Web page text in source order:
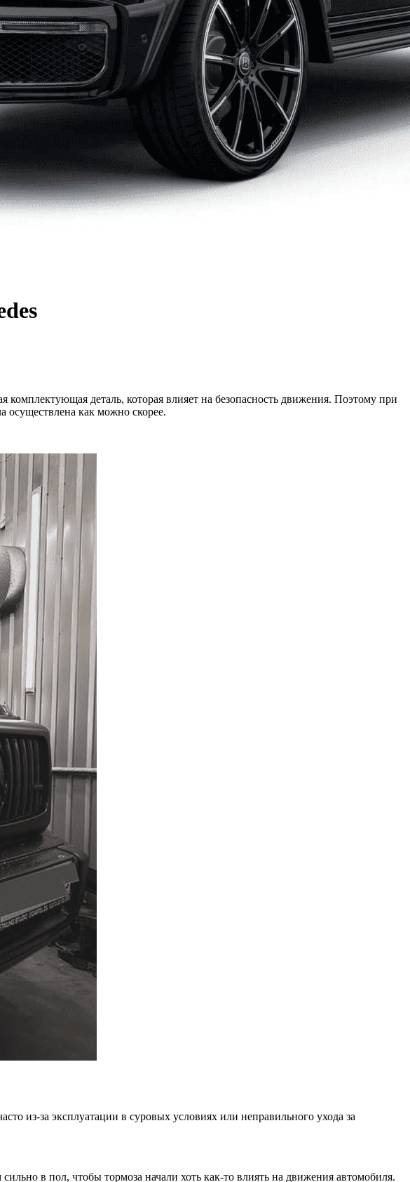
деталь, которая влияет на безопасность движения. Поэтому при
осуществлена как можно скорее.
из-за эксплуатации в суровых условиях или неправильного ухода за
в пол, чтобы тормоза начали хоть как-то влиять на движения автомобиля.